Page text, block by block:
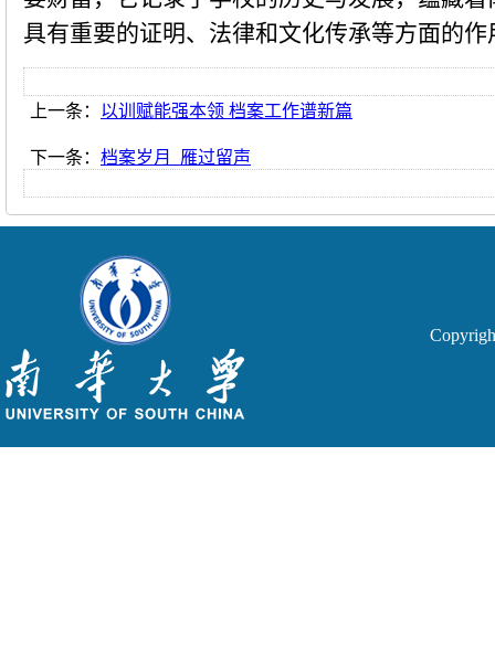
具有重要的证明、法律和文化传承等方面的作
上一条： 以训赋能强本领 档案工作谱新篇
下一条： 档案岁月 雁过留声